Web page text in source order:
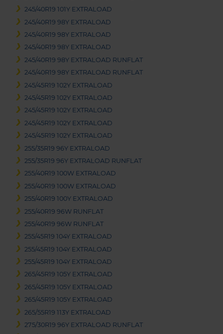
245/40R19 101Y EXTRALOAD
245/40R19 98Y EXTRALOAD
245/40R19 98Y EXTRALOAD
245/40R19 98Y EXTRALOAD
245/40R19 98Y EXTRALOAD RUNFLAT
245/40R19 98Y EXTRALOAD RUNFLAT
245/45R19 102Y EXTRALOAD
245/45R19 102Y EXTRALOAD
245/45R19 102Y EXTRALOAD
245/45R19 102Y EXTRALOAD
245/45R19 102Y EXTRALOAD
255/35R19 96Y EXTRALOAD
255/35R19 96Y EXTRALOAD RUNFLAT
255/40R19 100W EXTRALOAD
255/40R19 100W EXTRALOAD
255/40R19 100Y EXTRALOAD
255/40R19 96W RUNFLAT
255/40R19 96W RUNFLAT
255/45R19 104Y EXTRALOAD
255/45R19 104Y EXTRALOAD
255/45R19 104Y EXTRALOAD
265/45R19 105Y EXTRALOAD
265/45R19 105Y EXTRALOAD
265/45R19 105Y EXTRALOAD
265/55R19 113Y EXTRALOAD
275/30R19 96Y EXTRALOAD RUNFLAT